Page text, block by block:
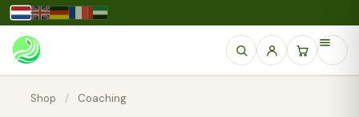
Shop / Coaching